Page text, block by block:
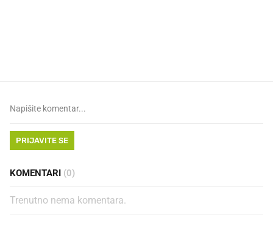
PRIJAVITE SE
KOMENTARI (0)
Trenutno nema komentara.